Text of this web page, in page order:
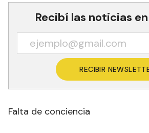
Recibí las noticias
RECIBIR
Falta de conciencia